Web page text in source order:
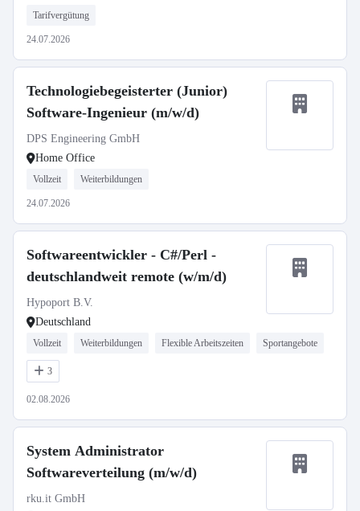
Tarifvergütung
24.07.2026
Technologiebegeisterter (Junior)
Software-Ingenieur (m/w/d)
DPS Engineering GmbH
Home Office
Vollzeit Weiterbildungen
24.07.2026
Softwareentwickler - C#/Perl -
deutschlandweit remote (w/m/d)
Hypoport B.V.
Deutschland
Vollzeit Weiterbildungen Flexible Arbeitszeiten Sportangebote
3
02.08.2026
System Administrator
Softwareverteilung (m/w/d)
rku.it GmbH